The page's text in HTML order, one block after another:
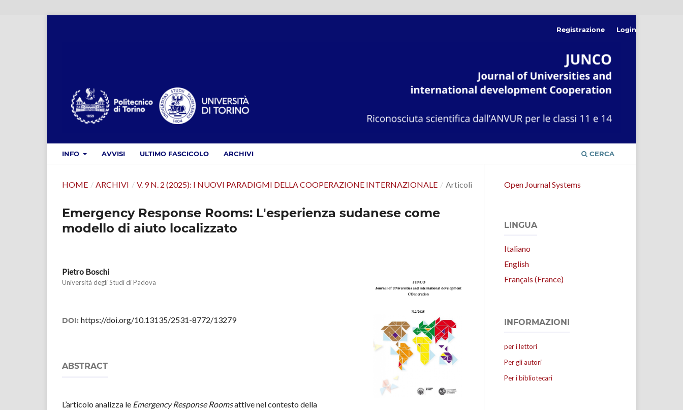
INFO AVVISI ULTIMO FASCICOLO ARCHIVI CERCA
Registrazione Login
HOME / ARCHIVI / V. 9 N. 2 (2025): I NUOVI PARADIGMI DELLA COOPERAZIONE INTERNAZIONALE / Articoli
Emergency Response Rooms: L'esperienza sudanese come
modello di aiuto localizzato
Pietro Boschi
Università degli Studi di Padova
DOI: https://doi.org/10.13135/2531-8772/13279
ABSTRACT
L’articolo analizza le Emergency Response Roomsattive nel contesto della
Open Journal Systems
LINGUA
Italiano
English
Français (France)
INFORMAZIONI
per i lettori
Per gli autori
Per i bibliotecari